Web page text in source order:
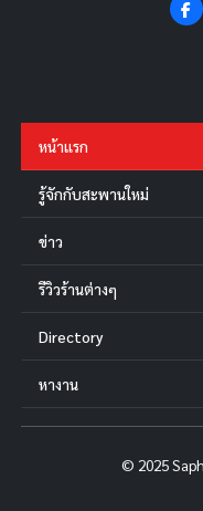
หน้าแรก
รู้จักกับสะพานใหม่
ข่าว
รีวิวร้านต่างๆ
Directory
หางาน
© 2025